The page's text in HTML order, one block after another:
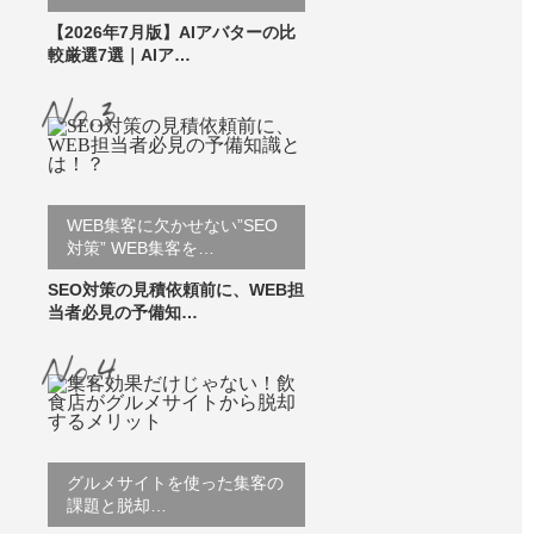
【2026年7月版】AIアバターの比
較厳選7選｜AIア…
WEB集客に欠かせない”SEO
対策” WEB集客を…
SEO対策の見積依頼前に、WEB担
当者必見の予備知…
グルメサイトを使った集客の
課題と脱却…